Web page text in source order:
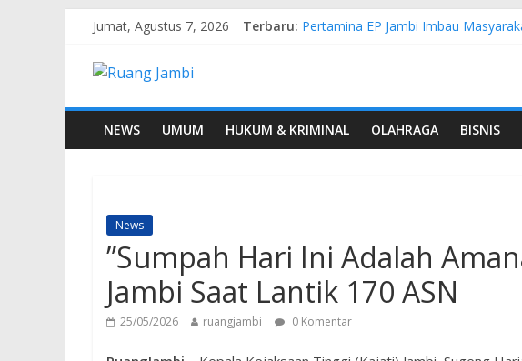
Jumat, Agustus 7, 2026 Terbaru: Pertamina EP Jambi Imbau
Gubernur Al Haris Buka Turnamen
NEWS
UMUM HUKUM & KRIMINAL OLAHRAGA BISNIS
News
​”Sumpah Hari Ini Adalah
Jambi Saat Lantik 170 ASN
25/05/2026 ruangjambi 0 Komentar